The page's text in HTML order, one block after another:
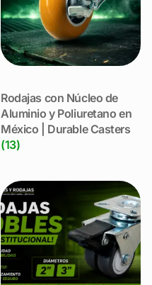
Rodajas con Núcleo de
Aluminio y Poliuretano en
México | Durable Casters
(13)